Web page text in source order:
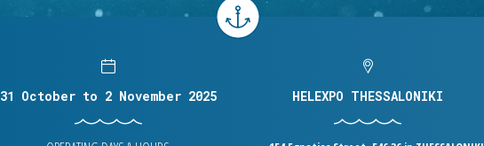
31 October to 2 November 2025 HELEXPO THESSALONIKI